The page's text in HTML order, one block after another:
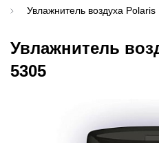
Увлажнитель воздуха
Увлажнитель
5305